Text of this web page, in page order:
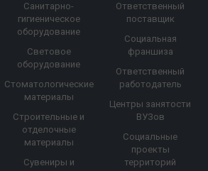
Санитарно-
гигиеническое
оборудование
Световое
оборудование
Стоматологические
материалы
Строительные и
отделочные
материалы
Сувениры и
Ответственный
поставщик
Социальная
франшиза
Ответственный
работодатель
Центры занятости
ВУЗов
Социальные
проекты
территорий